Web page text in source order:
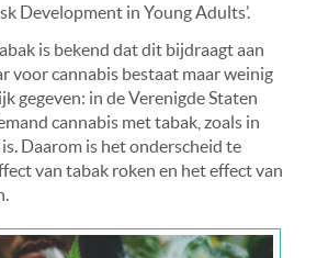
Development in Young Adults’.
is bekend dat dit bijdraagt aan
voor cannabis bestaat maar weinig
gegeven: in de Verenigde Staten
cannabis met tabak, zoals in
Daarom is het onderscheid te
van tabak roken en het effect van